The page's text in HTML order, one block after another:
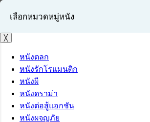
เข้าสู่ระบบ
สมัครสมาชิก
เลือกหมวดหมู่หนัง
╳
หนังตลก
หนังรักโรแมนติก
หนังผี
หนังดราม่า
หนังต่อสู้แอกชัน
หนังผจญภัย